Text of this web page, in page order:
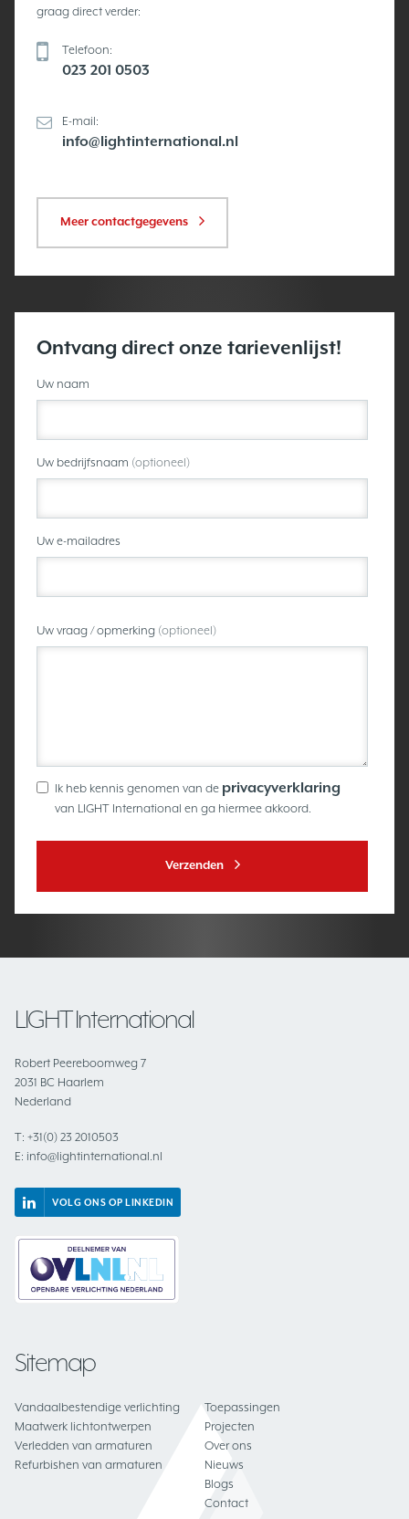
graag direct verder:
Telefoon:
023 201 0503
E-mail:
info@lightinternational.nl
Meer contactgegevens
Ontvang direct onze tarievenlijst!
Uw naam
Uw bedrijfsnaam (optioneel)
Uw e-mailadres
Uw vraag / opmerking (optioneel)
Ik heb kennis genomen van de privacyverklaring
van LIGHT International en ga hiermee akkoord.
Verzenden
LIGHT International
Robert Peereboomweg 7
2031 BC Haarlem
Nederland
T: +31(0) 23 2010503
E: info@lightinternational.nl
VOLG ONS OP LINKEDIN
Sitemap
Vandaalbestendige verlichting
Maatwerk lichtontwerpen
Verledden van armaturen
Refurbishen van armaturen
Toepassingen
Projecten
Over ons
Nieuws
Blogs
Contact